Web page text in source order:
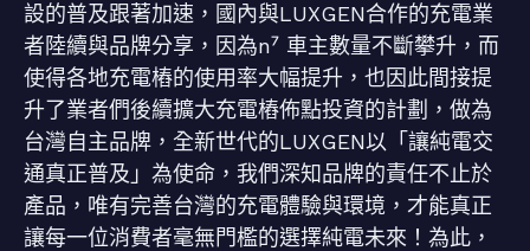
設的普及跟著加速，國內與LUXGEN合作的充電業
者陸續與品牌分享，因為n⁷ 車主數量不斷攀升，而
使得各地充電樁的使用率大幅提升，也因此間接提
升了業者們後續擴大充電樁佈點投資的計劃，做為
台灣自主品牌，全新世代的LUXGEN以「讓純電交
通真正普及」為使命，我們深知品牌的責任不止於
產品，唯有完善台灣的充電體驗與環境，才能真正
讓每一位消費者毫無門檻的選擇純電未來！為此，